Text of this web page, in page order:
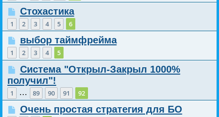
Стохастика
1 2 3 4 5 6
выбор таймфрейма
1 2 3 4 5
Система "Открыл-Закрыл 1000%
получил"!
1 … 89 90 91 92
Очень простая стратегия для БО